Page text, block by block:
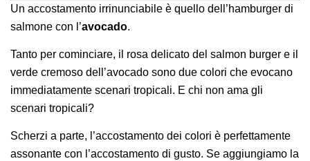
Un accostamento irrinunciabile è quello dell’hamburger di
salmone con l’avocado.
Tanto per cominciare, il rosa delicato del salmon burger e il
verde cremoso dell’avocado sono due colori che evocano
immediatamente scenari tropicali. E chi non ama gli
scenari tropicali?
Scherzi a parte, l’accostamento dei colori è perfettamente
assonante con l’accostamento di gusto. Se aggiungiamo la